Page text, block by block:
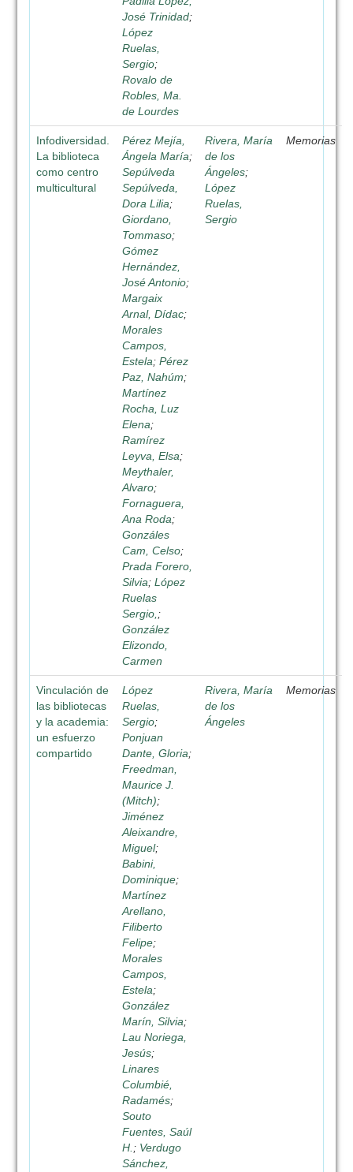
José Trinidad;
López
Ruelas,
Sergio;
Rovalo de
Robles, Ma.
de Lourdes
Infodiversidad.
La biblioteca
como centro
multicultural
Pérez Mejía,
Ángela María;
Sepúlveda
Sepúlveda,
Dora Lilia;
Giordano,
Tommaso;
Gómez
Hernández,
José Antonio;
Margaix
Arnal, Dídac;
Morales
Campos,
Estela;Pérez
Paz, Nahúm;
Martínez
Rocha, Luz
Elena;
Ramírez
Leyva, Elsa;
Meythaler,
Alvaro;
Fornaguera,
Ana Roda;
Gonzáles
Cam, Celso;
Prada Forero,
Silvia;López
Ruelas
Sergio, ;
González
Elizondo,
Carmen
Rivera, María
de los
Ángeles;
López
Ruelas,
Sergio
Memorias
Vinculación de
las bibliotecas
y la academia:
un esfuerzo
compartido
López
Ruelas,
Sergio;
Ponjuan
Dante, Gloria;
Freedman,
Maurice J.
(Mitch);
Jiménez
Aleixandre,
Miguel;
Babini,
Dominique;
Martínez
Arellano,
Filiberto
Felipe;
Morales
Campos,
Estela;
González
Marín, Silvia;
Lau Noriega,
Jesús;
Linares
Columbié,
Radamés;
Souto
Fuentes, Saúl
H. ; Verdugo
Sánchez,
Rivera, María
de los
Ángeles
Memorias